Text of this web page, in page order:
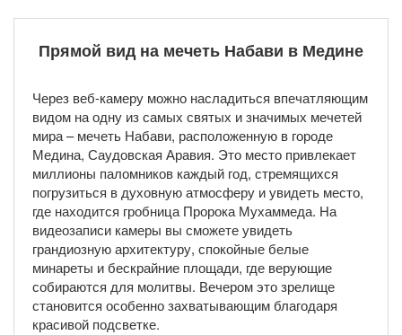
Прямой вид на мечеть Набави в Медине
Через веб-камеру можно насладиться впечатляющим
видом на одну из самых святых и значимых мечетей
мира – мечеть Набави, расположенную в городе
Медина, Саудовская Аравия. Это место привлекает
миллионы паломников каждый год, стремящихся
погрузиться в духовную атмосферу и увидеть место,
где находится гробница Пророка Мухаммеда. На
видеозаписи камеры вы сможете увидеть
грандиозную архитектуру, спокойные белые
минареты и бескрайние площади, где верующие
собираются для молитвы. Вечером это зрелище
становится особенно захватывающим благодаря
красивой подсветке.